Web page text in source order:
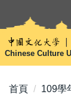
到
主
要
內
區
Chinese Culture
首頁 109學